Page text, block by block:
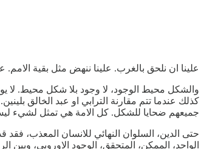
علينا ان نلحق بالغرب. علينا ننهض مثل بقية
والشكل محيط الوجود، لا وجود بلا شكل محيط. لا
كذلك عندما تتم مقارنة الترابي او عبد الخالق
جميعهم ضحايا للشكل. كل الامة هي تمثل لشيء
حتى الدين، السلوان النهائي للانسان المعذب،
الواحد، الممكن، المتحقق، الوجود الاوروبي،